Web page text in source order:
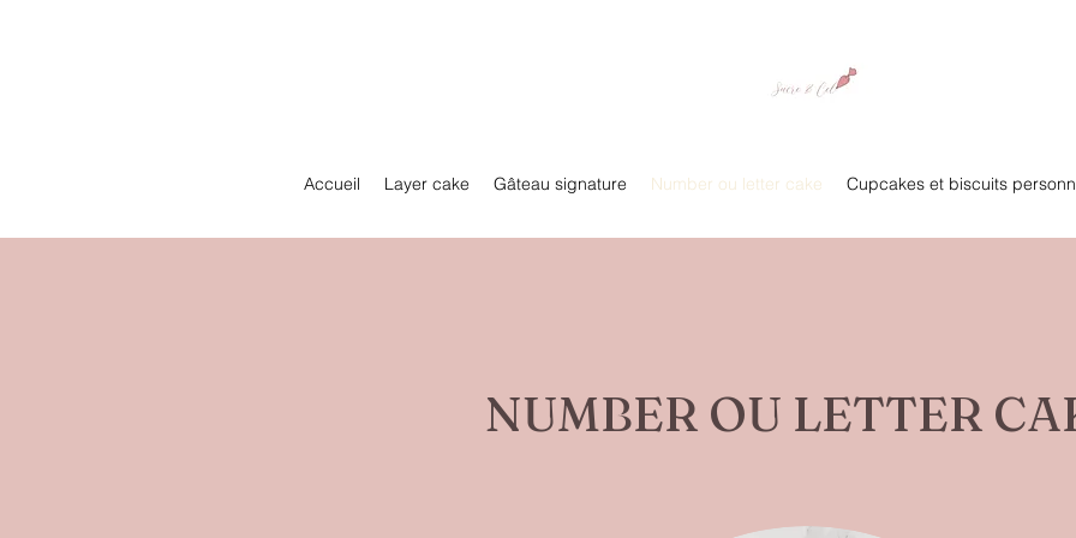
Accueil Layer cake Gâteau signature Number ou letter cake Cupcakes et biscuits
NUMBER OU LETTER